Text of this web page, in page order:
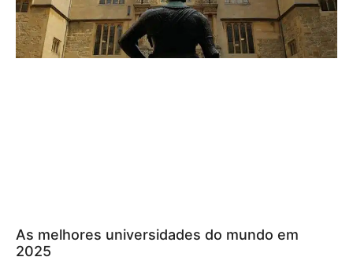
As melhores universidades do mundo em
2025